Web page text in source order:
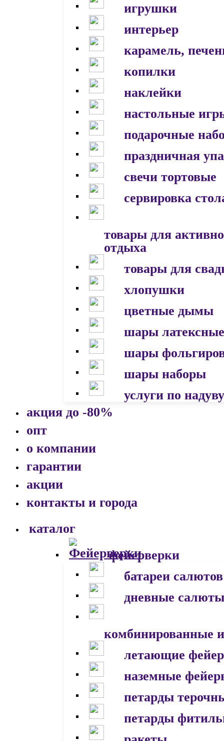
игрушки
интерьер
карамель,
копилки
наклейки
настольные
подарочные
праздничная
свечи тортовые
сервировка
товары для
отдыха
товары для
хлопушки
цветные дымы
шары латексные
шары
шары наборы
услуги по надуву
акция до -80%
опт
о компании
гарантии
акции
контакты и города
каталог
фейерверки
батареи салютов
дневные салюты
комбинированные
летающие
наземные
петарды
петарды